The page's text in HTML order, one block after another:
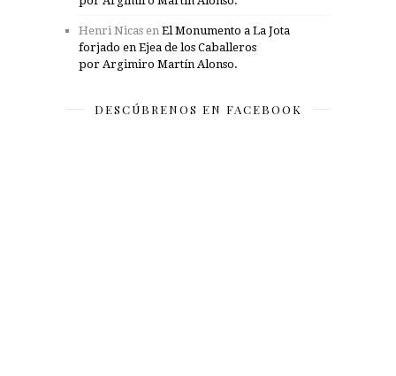
Henri Nicas en El Monumento a La Jota
forjado en Ejea de los Caballeros
por Argimiro Martín Alonso.
DESCÚBRENOS EN FACEBOOK